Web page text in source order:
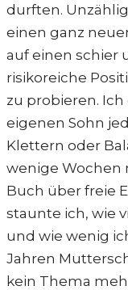
durften.
einen ganz
auf einen schier
risikoreiche
zu probieren.
eigenen Sohn
Klettern oder
wenige Wochen
Buch über freie
staunte ich, wie
und wie wenig
Jahren
kein Thema